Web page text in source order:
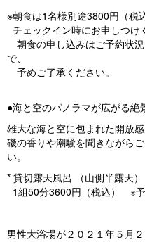
※朝食は1名様別途3800円（税
チェックイン時にお申しつけ
朝食の申し込みはご予約状
で、
予めご了承ください。
●海と空のパノラマが広がる絶
雄大な海と空に包まれた開放
磯の香りや潮騒を聞きながら
い。
* 貸切露天風呂 （山側半露天）
1組50分3600円（税込）
男性大浴場が２０２１年５月